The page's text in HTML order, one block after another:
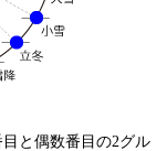
と偶数番目の2グル